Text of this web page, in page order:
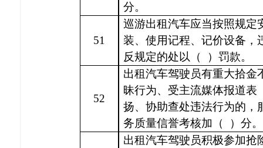
分。
51
巡游出租汽车应当按照规定
装、使用记程、记价设备，
反规定的处以（
）罚款。
52
出租汽车驾驶员有重大拾金
昧行为、受主流媒体报道表
扬、协助查处违法行为的，
务质量信誉考核加（
）分。
出租汽车驾驶员积极参加抢